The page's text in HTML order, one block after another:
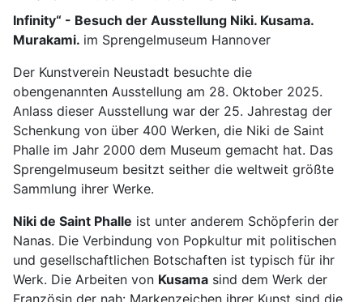
Infinity“ - Besuch der Ausstellung Niki. Kusama.
Murakami. im Sprengelmuseum Hannover
Der Kunstverein Neustadt besuchte die
obengenannten Ausstellung am 28. Oktober 2025.
Anlass dieser Ausstellung war der 25. Jahrestag der
Schenkung von über 400 Werken, die Niki de Saint
Phalle im Jahr 2000 dem Museum gemacht hat. Das
Sprengelmuseum besitzt seither die weltweit größte
Sammlung ihrer Werke.
Niki de Saint Phalle ist unter anderem Schöpferin der
Nanas. Die Verbindung von Popkultur mit politischen
und gesellschaftlichen Botschaften ist typisch für ihr
Werk. Die Arbeiten von Kusama sind dem Werk der
Französin der nah: Markenzeichen ihrer Kunst sind die